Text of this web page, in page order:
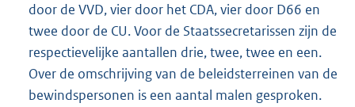
door de VVD, vier door het CDA, vier door D66 en
twee door de CU. Voor de Staatssecretarissen zijn de
respectievelijke aantallen drie, twee, twee en een.
Over de omschrijving van de beleidsterreinen van de
bewindspersonen is een aantal malen gesproken.